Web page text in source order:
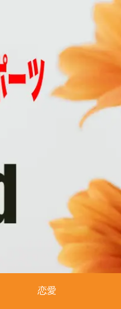
恋愛